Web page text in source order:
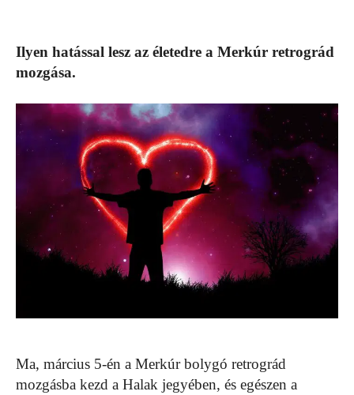
Ilyen hatással lesz az életedre a Merkúr retrográd
mozgása.
Ma, március 5-én a Merkúr bolygó retrográd
mozgásba kezd a Halak jegyében, és egészen a